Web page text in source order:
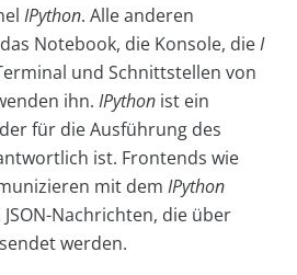
IPython. Alle anderen
Notebook, die Konsole, dieI
und Schnittstellen von
ihn. IPython ist ein
für die Ausführung des
ist. Frontends wie
mit dem IPython
Nachrichten, die über
werden.